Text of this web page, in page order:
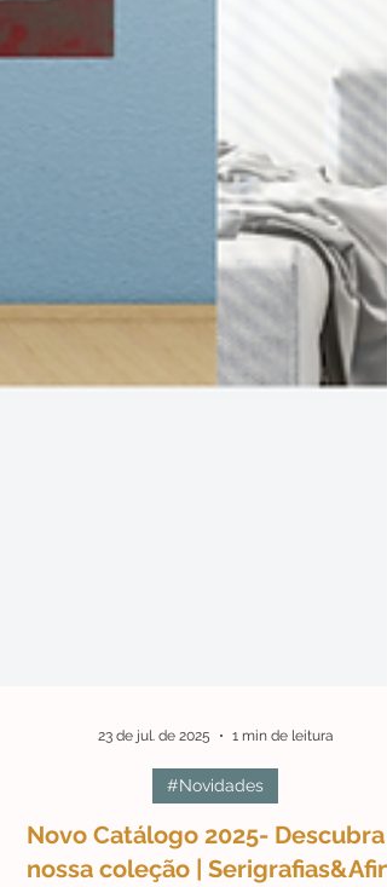
23 de jul. de 2025 1 min de leitura
#Novidades